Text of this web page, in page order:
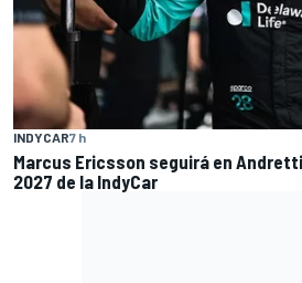
INDYCAR7 h
Marcus Ericsson seguirá en
2027 de la IndyCar